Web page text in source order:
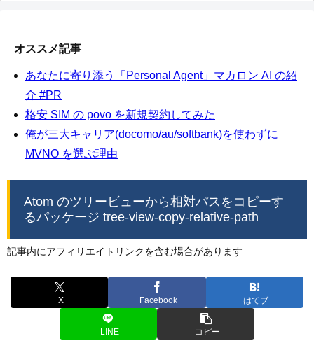
オススメ記事
あなたに寄り添う「Personal Agent」マカロン AI の紹
介 #PR
格安 SIM の povo を新規契約してみた
俺が三大キャリア(docomo/au/softbank)を使わずに
MVNO を選ぶ理由
Atom のツリービューから相対パスをコピーす
るパッケージ tree-view-copy-relative-path
記事内にアフィリエイトリンクを含む場合があります
X Facebook はてブ
LINE コピー